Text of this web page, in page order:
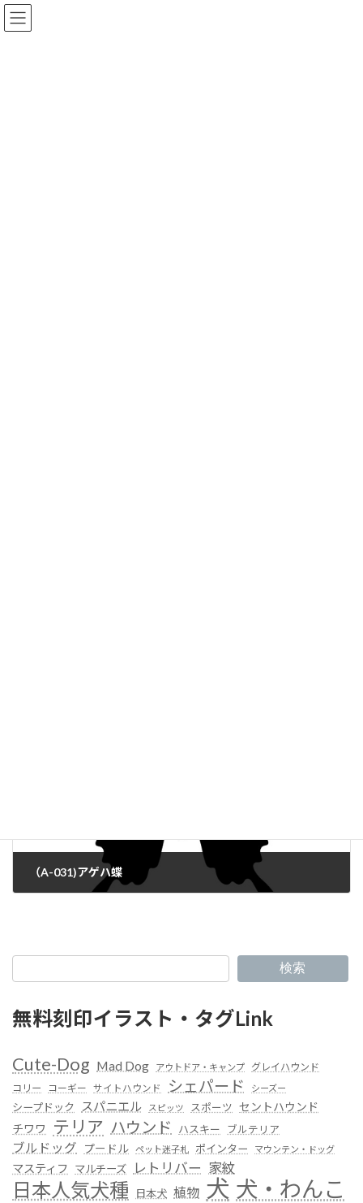
コ
ン
ナ
ビ
（A-031)アゲハ蝶
検索
無料刻印イラスト・タグLink
Cute-Dog Mad Dog アウトドア・キャンプ
グレイハウンド
コリー
コーギー サイトハウンド シェパード シーズー
シープドック スパニエル スピッツ スポーツ セントハウンド
チワワ
テリア ハウンド ハスキー ブルテリア
ブルドッグ プードル ペット迷子札 ポインター マウンテン・ドッグ
マスティフ マルチーズ レトリバー 家紋
日本人気犬種 日本犬 植物 犬 犬・わんこ